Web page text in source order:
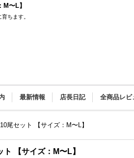
〜L】
ちます。
最新情報 店長日記 全商品レビ
尾セット 【サイズ：M〜L】
【サイズ：M〜L】